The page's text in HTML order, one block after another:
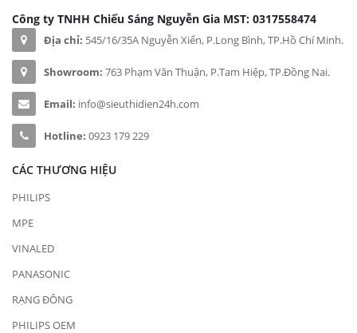
Công ty TNHH Chiếu Sáng Nguyễn Gia MST: 0317558474
Địa chỉ: 545/16/35A Nguyễn Xiển, P.Long Bình, TP.Hồ Chí Minh.
Showroom: 763 Phạm Văn Thuận, P.Tam Hiệp, TP.Đồng Nai.
Email: info@sieuthidien24h.com
Hotline: 0923 179 229
CÁC THƯƠNG HIỆU
PHILIPS
MPE
VINALED
PANASONIC
RẠNG ĐÔNG
PHILIPS OEM